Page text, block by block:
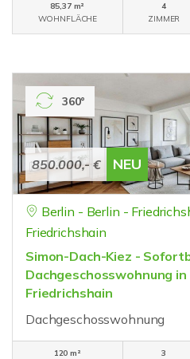
85,37 m²
WOHNFLÄCHE
4
ZIMMER
850.000,- € NEU
360°
Berlin - Berlin -
Friedrichshain
Simon-Dach-Kiez -
Dachgeschosswohnung
Friedrichshain
Dachgeschosswohnung
120 m²
3